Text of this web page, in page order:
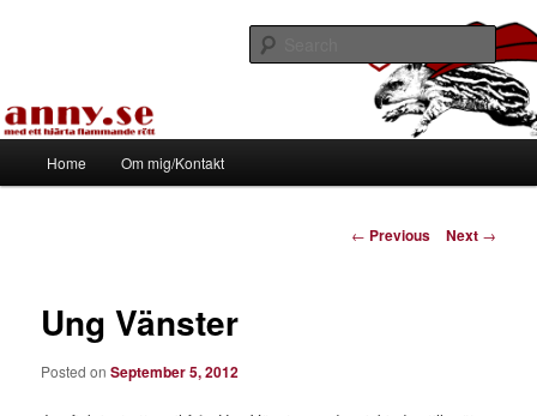
Tapirhen
Home Om mig/Kontakt
Post
← Previous Next →
Ung Vänster
Posted onSeptember 5, 2012